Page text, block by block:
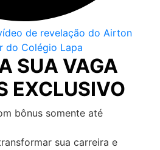
de revelação do Airton
do Colégio Lapa
SUA VAGA
EXCLUSIVO
bônus somente até
sua carreira e